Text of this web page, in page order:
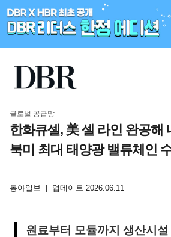
글로벌 공급망
한화큐셀, 美 셀 라인 완공
북미 최대 태양광 밸류체인
동아일보 업데이트 2026.06.11
원료부터 모듈까지 생산시설